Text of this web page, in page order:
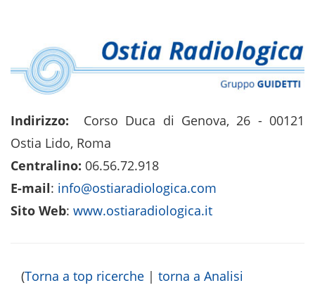
Indirizzo: Corso Duca di Genova, 26 - 00121
Ostia Lido, Roma
Centralino: 06.56.72.918
E-mail: info@ostiaradiologica.com
Sito Web: www.ostiaradiologica.it
(Torna a top ricerche | torna a Analisi